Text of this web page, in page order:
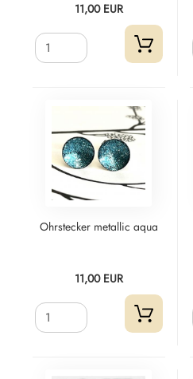
11,00 EUR
Ohrstecker metallic aqua
11,00 EUR